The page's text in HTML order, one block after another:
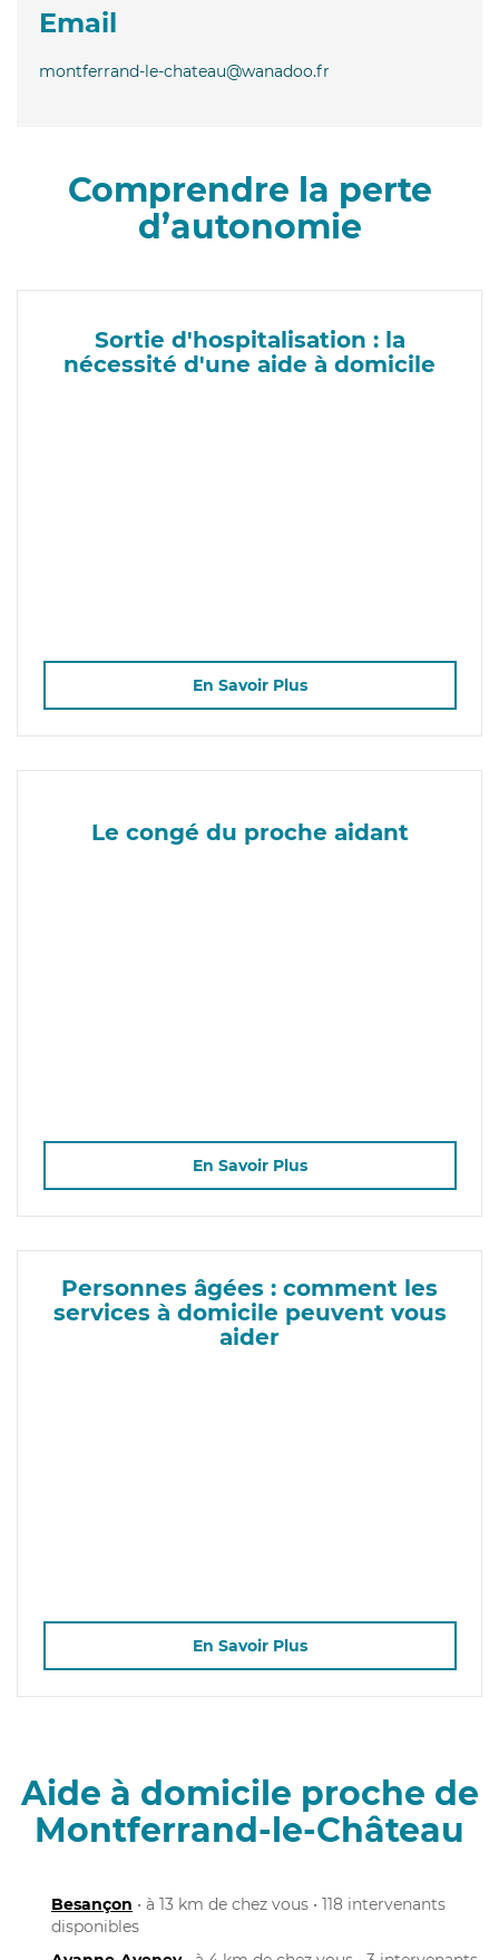
Email
montferrand-le-chateau@wanadoo.fr
Comprendre la perte
d’autonomie
Sortie d'hospitalisation : la
nécessité d'une aide à domicile
En Savoir Plus
Le congé du proche aidant
En Savoir Plus
Personnes âgées : comment les
services à domicile peuvent vous
aider
En Savoir Plus
Aide à domicile proche de
Montferrand-le-Château
Besançon • à 13 km de chez vous • 118 intervenants
disponibles